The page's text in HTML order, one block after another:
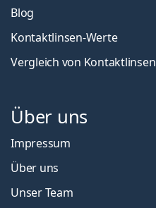
Blog
Kontaktlinsen-Werte
Vergleich von Kontaktlinsen
Über uns
Impressum
Über uns
Unser Team